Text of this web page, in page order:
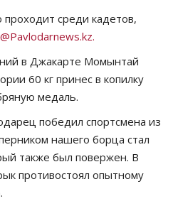
среди кадетов,
@Pavlodarnews.kz.
в Джакарте Момынтай
60 кг принес в копилку
медаль.
победил спортсмена из
нашего борца стал
также был повержен. В
противостоял опытному